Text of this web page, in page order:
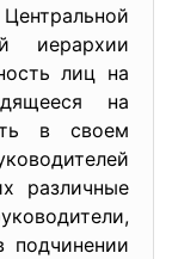
иерархии
лиц на
на
в своем
различные